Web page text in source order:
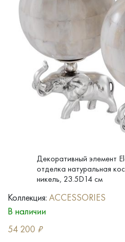
Декоративный элемент
отделка натуральная
никель, 23.5D14 см
Коллекция: ACCESSORIES
В наличии
54 200 ₽